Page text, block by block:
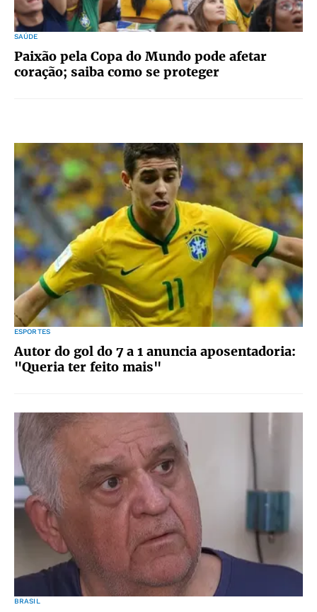
SAÚDE
Paixão pela Copa do Mundo pode afetar
coração; saiba como se proteger
ESPORTES
Autor do gol do 7 a 1 anuncia aposentadoria:
"Queria ter feito mais"
BRASIL